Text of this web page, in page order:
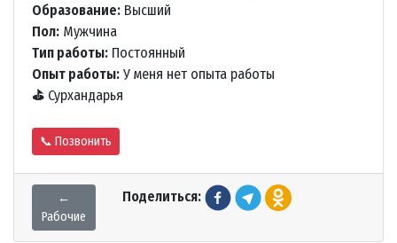
Образование: Высший
Пол: Мужчина
Тип работы: Постоянный
Опыт работы: У меня нет опыта работы
⛳ Сурхандарья
📞 Позвонить
←
Рабочие
Поделиться: